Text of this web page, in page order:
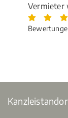
Vermieter